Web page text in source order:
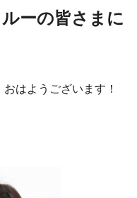
ルーの皆さまに
おはようございます！